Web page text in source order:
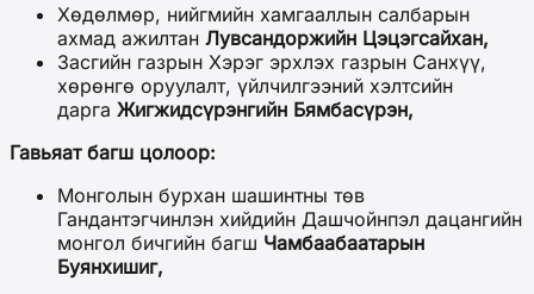
Хөдөлмөр, нийгмийн хамгааллын салбарын
ахмад ажилтан Лувсандоржийн Цэцэгсайхан,
Засгийн газрын Хэрэг эрхлэх газрын Санхүү,
хөрөнгө оруулалт, үйлчилгээний хэлтсийн
дарга Жигжидсүрэнгийн Бямбасүрэн,
Гавьяат багш цолоор:
Монголын бурхан шашинтны төв
Гандантэгчинлэн хийдийн Дашчойнпэл дацангийн
монгол бичгийн багш Чамбаабаатарын
Буянхишиг,